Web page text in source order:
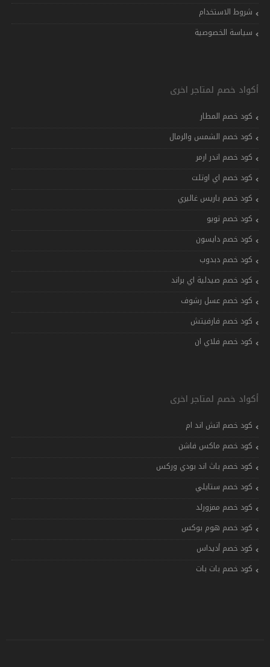
شروط الاستخدام
سياسة الخصوصية
أكواد خصم لمتاجر اخرى
كود خصم المطار
كود خصم الشمس والرمال
كود خصم اندر ارمر
كود خصم اي اوتلت
كود خصم باريس غاليري
كود خصم تويو
كود خصم دايسون
كود خصم دبدوب
كود خصم صيدلية اي براند
كود خصم عسل رشوف
كود خصم فارفيتش
كود خصم فلاي ان
أكواد خصم لمتاجر اخرى
كود خصم اتش اند ام
كود خصم ماكس فاشن
كود خصم باث اند بودي وركس
كود خصم ستايلي
كود خصم ممزورلد
كود خصم هوم بوكس
كود خصم أديداس
كود خصم بات بات